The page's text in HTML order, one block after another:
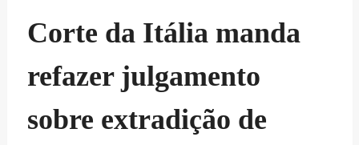
Corte da Itália manda
refazer julgamento
sobre extradição de